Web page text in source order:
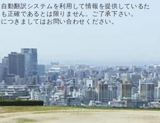
動翻訳システムを利用して情報を提供しているた
正確であるとは限りません。ご了承下さい。
つきましてはお問い合わせください。